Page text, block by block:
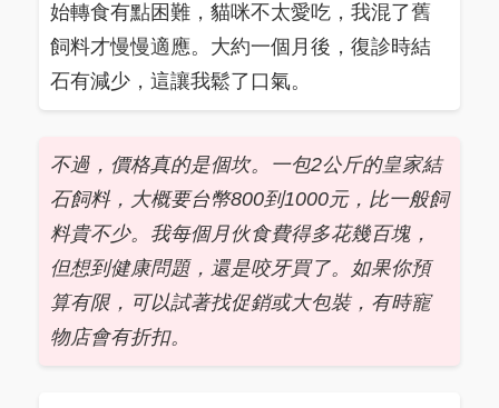
始轉食有點困難，貓咪不太愛吃，我混了舊
飼料才慢慢適應。大約一個月後，復診時結
石有減少，這讓我鬆了口氣。
不過，價格真的是個坎。一包2公斤的皇家結
石飼料，大概要台幣800到1000元，比一般飼
料貴不少。我每個月伙食費得多花幾百塊，
但想到健康問題，還是咬牙買了。如果你預
算有限，可以試著找促銷或大包裝，有時寵
物店會有折扣。